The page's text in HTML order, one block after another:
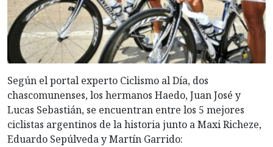
Según el portal experto Ciclismo al Día, dos
chascomunenses, los hermanos Haedo, Juan José y
Lucas Sebastián, se encuentran entre los 5 mejores
ciclistas argentinos de la historia junto a Maxi Richeze,
Eduardo Sepúlveda y Martín Garrido: